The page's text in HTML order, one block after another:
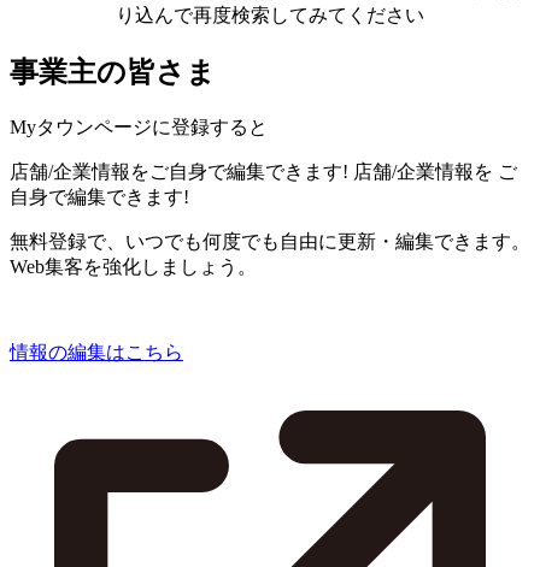
り込んで再度検索してみてください
事業主の皆さま
Myタウンページに登録すると
店舗/企業情報をご自身で編集できます! 店舗/企業情報を ご
自身で編集できます!
無料登録で、いつでも何度でも自由に更新・編集できます。
Web集客を強化しましょう。
情報の編集はこちら